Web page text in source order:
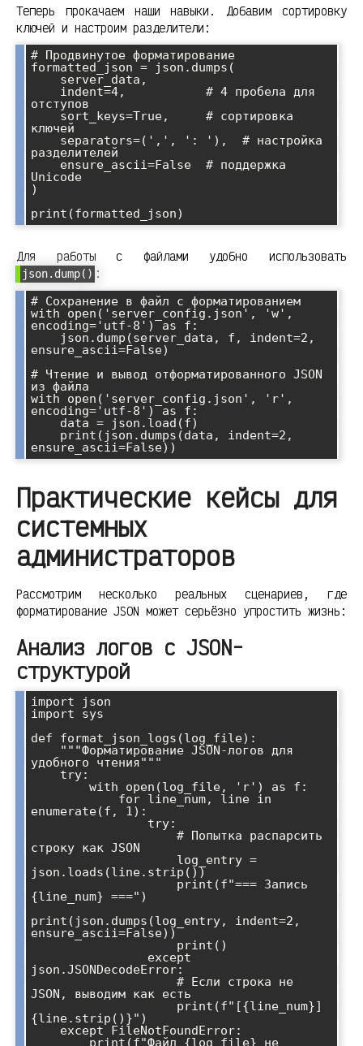
Теперь прокачаем наши навыки. Добавим сортировку
ключей и настроим разделители:
# Продвинутое форматирование
formatted_json = json.dumps(
отступов
ключей
разделителей
Unicode
)
Для работы с файлами удобно использовать
json.dump() :
# Сохранение в файл с форматированием
with open('server_config.json', 'w',
encoding='utf-8') as f:
ensure_ascii=False)
# Чтение и вывод отформатированного JSON
из файла
with open('server_config.json', 'r',
encoding='utf-8') as f:
Практические кейсы для
системных
администраторов
Рассмотрим несколько реальных сценариев, где
форматирование JSON может серьёзно упростить жизнь:
Анализ логов с JSON-
структурой
import json
import sys
def format_json_logs(log_file):
удобного чтения"""
enumerate(f, 1):
строку как JSON
json.loads(line.strip())
{line_num} ===")
print(json.dumps(log_entry, indent=2,
ensure_ascii=False))
                    print()
json.JSONDecodeError:
JSON, выводим как есть
{line.strip()}")